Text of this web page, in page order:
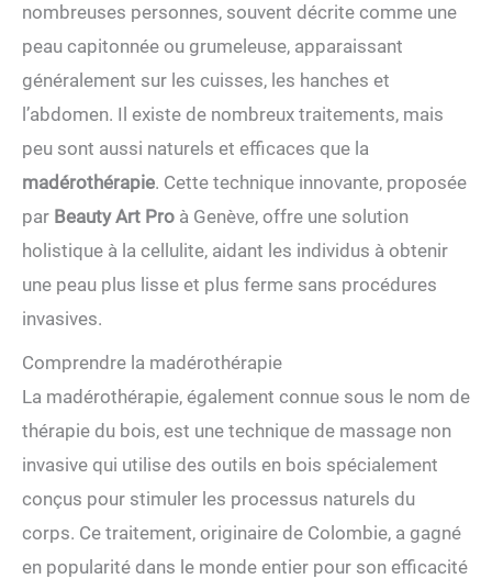
nombreuses personnes, souvent décrite comme une
peau capitonnée ou grumeleuse, apparaissant
généralement sur les cuisses, les hanches et
l’abdomen. Il existe de nombreux traitements, mais
peu sont aussi naturels et efficaces que la
madérothérapie. Cette technique innovante, proposée
par Beauty Art Pro à Genève, offre une solution
holistique à la cellulite, aidant les individus à obtenir
une peau plus lisse et plus ferme sans procédures
invasives.
Comprendre la madérothérapie
La madérothérapie, également connue sous le nom de
thérapie du bois, est une technique de massage non
invasive qui utilise des outils en bois spécialement
conçus pour stimuler les processus naturels du
corps. Ce traitement, originaire de Colombie, a gagné
en popularité dans le monde entier pour son efficacité